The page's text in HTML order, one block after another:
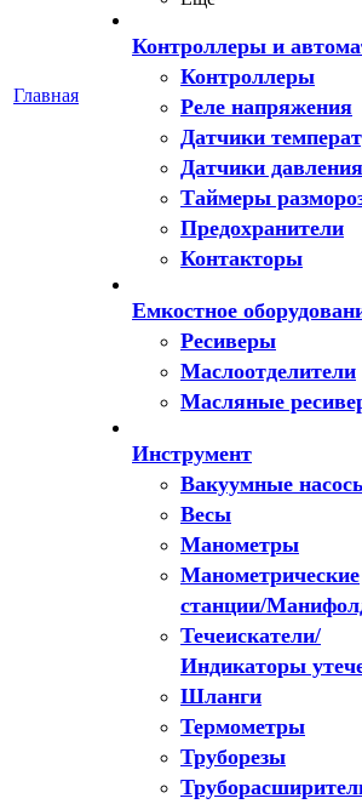
Главная
Контроллеры и
Контроллеры
Реле напряжения
Датчики
Датчики давления
Таймеры
Предохранители
Контакторы
Емкостное
Ресиверы
Маслоотделители
Масляные
Инструмент
Вакуумные
Весы
Манометры
Манометрические
станции/
Течеискатели/
Индикаторы
Шланги
Термометры
Труборезы